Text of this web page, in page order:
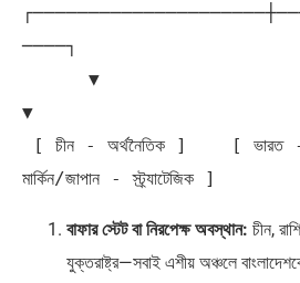
────┐
▼
বাফার স্টেট বা নিরপেক্ষ অবস্থান: চীন,
যুক্তরাষ্ট্র—সবাই এশীয় অঞ্চলে